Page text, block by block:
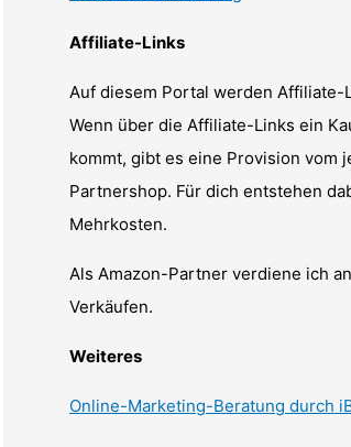
Affiliate-Links
Auf diesem Portal werden Affiliate-
Wenn über die Affiliate-Links ein
kommt, gibt es eine Provision vom
Partnershop. Für dich entstehen
Mehrkosten.
Als Amazon-Partner verdiene ich
Verkäufen.
Weiteres
Online-Marketing-Beratung durch